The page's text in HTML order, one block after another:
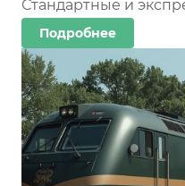
Стандартные и
Подробнее